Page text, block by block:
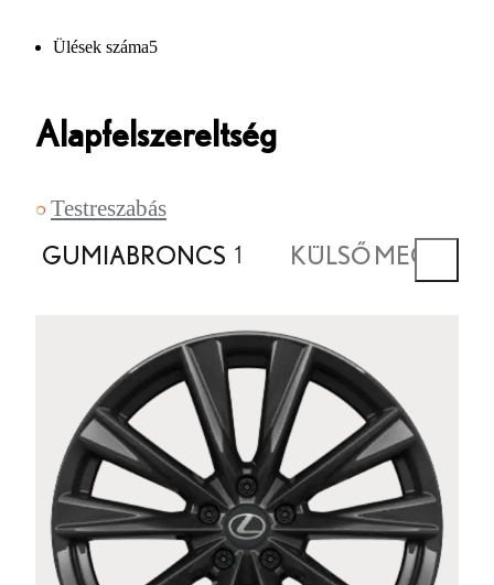
Ülések száma5
Alapfelszereltség
Testreszabás
GUMIABRONCS 1 KÜLSŐ